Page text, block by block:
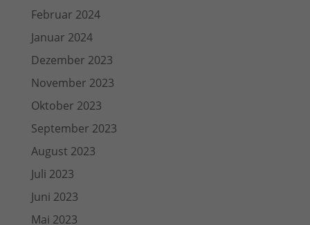
Februar 2024
Januar 2024
Dezember 2023
November 2023
Oktober 2023
September 2023
August 2023
Juli 2023
Juni 2023
Mai 2023